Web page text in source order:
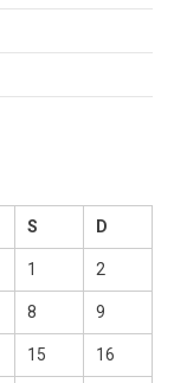
S D
1 2
8 9
15 16